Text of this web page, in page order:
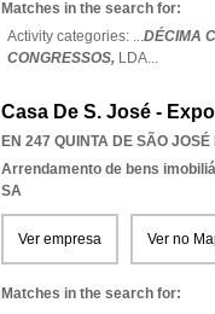
Matches in the search for:
Activity categories: ...DÉCIMA
CONGRESSOS, LDA...
Casa De S. José -
EN 247 QUINTA DE SÃO
Arrendamento de bens
SA
Ver empresa Ver no
Matches in the search for: